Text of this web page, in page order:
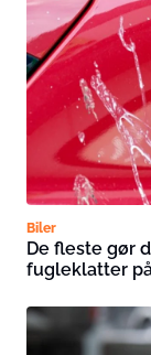
Biler
De fleste gør
fugleklatter